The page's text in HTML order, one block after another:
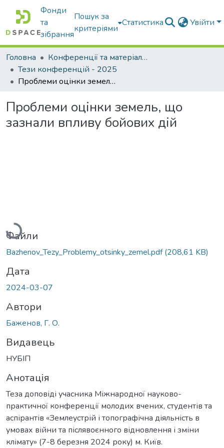
Фонди
та
зібрання
Пошук за
критеріями
Статистика Увійти
Головна
Конференції та матеріали конференцій
Тези конференцій - 2025
Проблеми оцінки земель, що зазнали впливу бойових дій
Проблеми оцінки земель, що
зазнали впливу бойових дій
Вантажиться...
Файли
Bazhenov_Tezy_Problemy_otsinky_zemel.pdf(208,61 KB)
Дата
2024-03-07
Автори
Баженов, Г. О.
Видавець
НУБІП
Анотація
Теза доповіді учасника Міжнародної науково-
практичної конференції молодих вчених, студентів та
аспірантів «Землеустрій і топографічна діяльність в
умовах війни та післявоєнного відновлення і зміни
клімату» (7-8 березня 2024 року) м. Київ.